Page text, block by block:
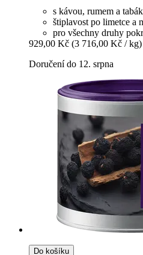
s kávou, rumem a
štiplavost po limetce a
pro všechny druhy
929,00 Kč (3 716,00 Kč / kg)
Doručení do 12. srpna
Do košíku